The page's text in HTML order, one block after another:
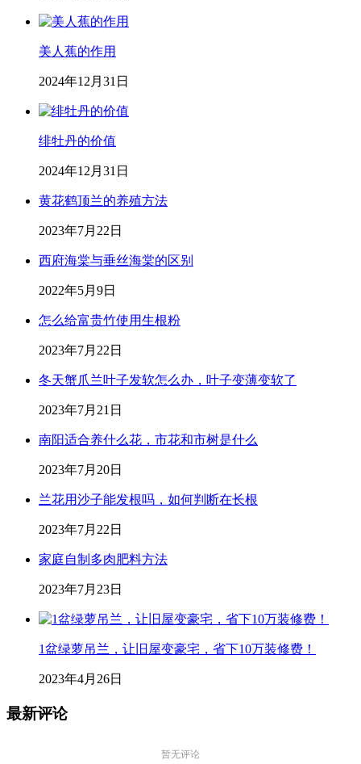
美人蕉的作用
2024年12月31日
绯牡丹的价值
2024年12月31日
黄花鹤顶兰的养殖方法
2023年7月22日
西府海棠与垂丝海棠的区别
2022年5月9日
怎么给富贵竹使用生根粉
2023年7月22日
冬天蟹爪兰叶子发软怎么办，叶子变薄变软了
2023年7月21日
南阳适合养什么花，市花和市树是什么
2023年7月20日
兰花用沙子能发根吗，如何判断在长根
2023年7月22日
家庭自制多肉肥料方法
2023年7月23日
1盆绿萝吊兰，让旧屋变豪宅，省下10万装修费！
2023年4月26日
最新评论
暂无评论